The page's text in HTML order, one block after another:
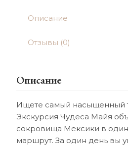
Описание
Отзывы (0)
Описание
Ищете самый насыщенный
Экскурсия Чудеса Майя
сокровища Мексики в
маршрут. За один день вы